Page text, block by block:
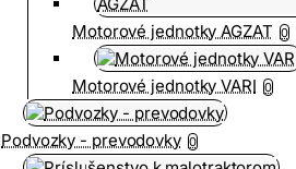
Motorové jednotky AGZAT 0
Motorové jednotky VARI 0
Podvozky - prevodovky 0